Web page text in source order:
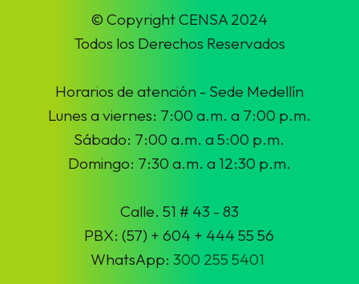
© Copyright CENSA 2024
Todos los Derechos Reservados
Horarios de atención - Sede Medellín
Lunes a viernes: 7:00 a.m. a 7:00 p.m.
Sábado: 7:00 a.m. a 5:00 p.m.
Domingo: 7:30 a.m. a 12:30 p.m.
Calle. 51 # 43 - 83
PBX: (57) + 604 + 444 55 56
WhatsApp:300 255 5401